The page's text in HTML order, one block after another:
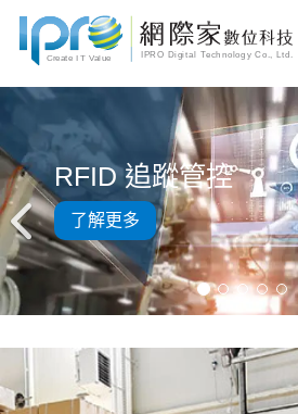
RFID 追蹤管控
了解更多